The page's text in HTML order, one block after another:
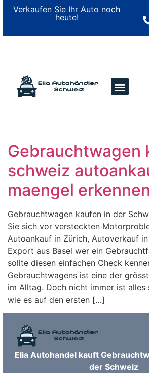
Verkaufen Sie Ihr Auto noch
heute!
Gebrauchtwagen
schweiz
maengel erkennen
Gebrauchtwagen kaufen in der
Sie sich vor versteckten
Autoankauf in Zürich, Autoverkauf
Export aus Basel wer ein
sollte diesen einfachen Check
Gebrauchtwagens ist eine der
im Alltag. Doch nicht immer ist alles
wie es auf den ersten […]
Elia Autohandel kauft
der Schweiz